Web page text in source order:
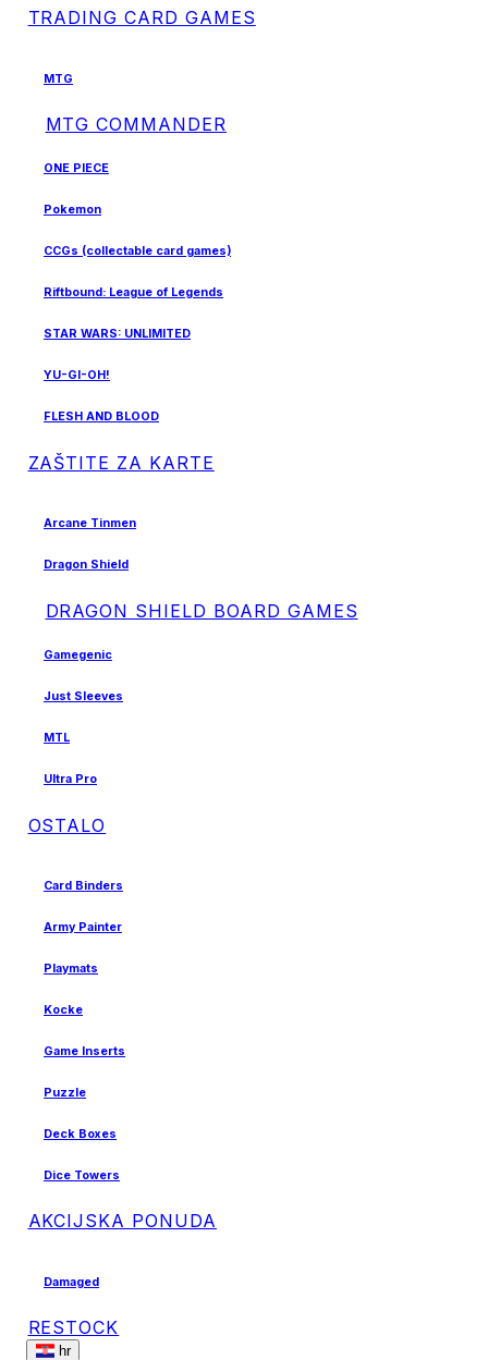
TRADING CARD GAMES
MTG
MTG COMMANDER
ONE PIECE
Pokemon
CCGs (collectable card games)
Riftbound: League of Legends
STAR WARS: UNLIMITED
YU-GI-OH!
FLESH AND BLOOD
ZAŠTITE ZA KARTE
Arcane Tinmen
Dragon Shield
DRAGON SHIELD BOARD GAMES
Gamegenic
Just Sleeves
MTL
Ultra Pro
OSTALO
Card Binders
Army Painter
Playmats
Kocke
Game Inserts
Puzzle
Deck Boxes
Dice Towers
AKCIJSKA PONUDA
Damaged
RESTOCK
hr